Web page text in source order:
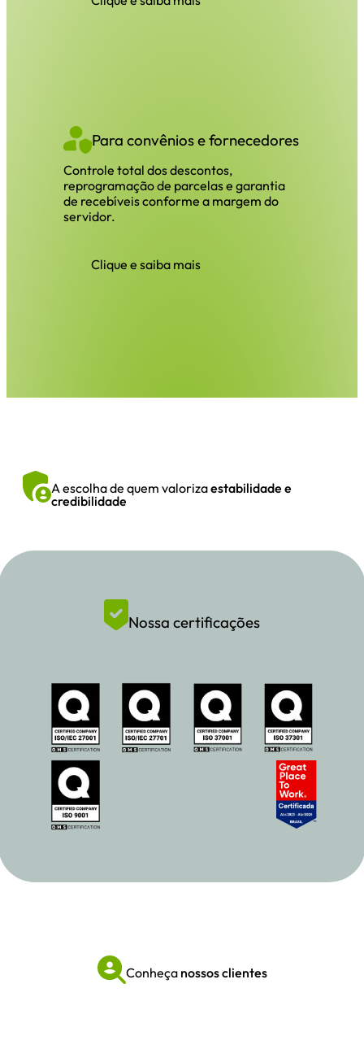
Para convênios e fornecedores
Controle total dos descontos,
reprogramação de parcelas e garantia
de recebíveis conforme a margem do
servidor.
Clique e saiba mais
A escolha de quem valorizaestabilidade e
credibilidade
Nossa certificações
Conheça nossos clientes